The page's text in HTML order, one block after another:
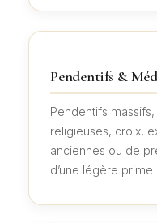
Pendentifs &
Pendentifs
religieuses, croix,
anciennes ou de
d’une légère prime